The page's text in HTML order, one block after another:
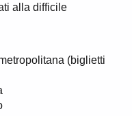
alla difficile
(biglietti